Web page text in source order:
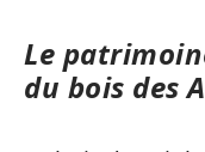
Le
du bois des